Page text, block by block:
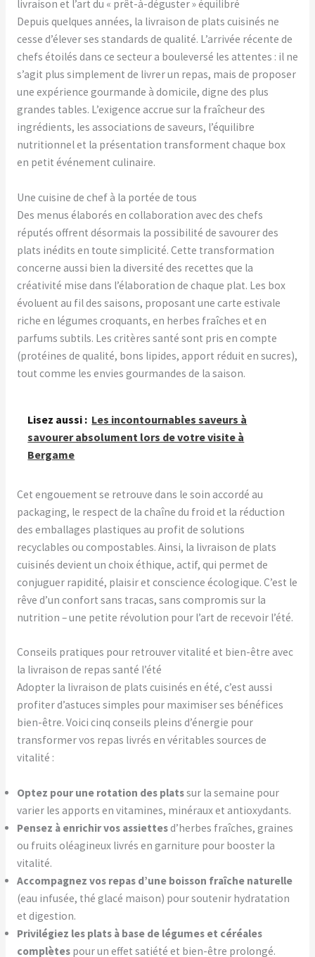
livraison et l’art du « prêt-à-déguster » équilibré
Depuis quelques années, la livraison de plats cuisinés ne
cesse d’élever ses standards de qualité. L’arrivée récente de
chefs étoilés dans ce secteur a bouleversé les attentes : il ne
s’agit plus simplement de livrer un repas, mais de proposer
une expérience gourmande à domicile, digne des plus
grandes tables. L’exigence accrue sur la fraîcheur des
ingrédients, les associations de saveurs, l’équilibre
nutritionnel et la présentation transforment chaque box
en petit événement culinaire.
Une cuisine de chef à la portée de tous
Des menus élaborés en collaboration avec des chefs
réputés offrent désormais la possibilité de savourer des
plats inédits en toute simplicité. Cette transformation
concerne aussi bien la diversité des recettes que la
créativité mise dans l’élaboration de chaque plat. Les box
évoluent au fil des saisons, proposant une carte estivale
riche en légumes croquants, en herbes fraîches et en
parfums subtils. Les critères santé sont pris en compte
(protéines de qualité, bons lipides, apport réduit en sucres),
tout comme les envies gourmandes de la saison.
Lisez aussi : Les incontournables saveurs à
savourer absolument lors de votre visite à
Bergame
Cet engouement se retrouve dans le soin accordé au
packaging, le respect de la chaîne du froid et la réduction
des emballages plastiques au profit de solutions
recyclables ou compostables. Ainsi, la livraison de plats
cuisinés devient un choix éthique, actif, qui permet de
conjuguer rapidité, plaisir et conscience écologique. C’est le
rêve d’un confort sans tracas, sans compromis sur la
nutrition – une petite révolution pour l’art de recevoir l’été.
Conseils pratiques pour retrouver vitalité et bien-être avec
la livraison de repas santé l’été
Adopter la livraison de plats cuisinés en été, c’est aussi
profiter d’astuces simples pour maximiser ses bénéfices
bien-être. Voici cinq conseils pleins d’énergie pour
transformer vos repas livrés en véritables sources de
vitalité :
Optez pour une rotation des platssur la semaine pour
varier les apports en vitamines, minéraux et antioxydants.
Pensez à enrichir vos assiettesd’herbes fraîches, graines
ou fruits oléagineux livrés en garniture pour booster la
vitalité.
Accompagnez vos repas d’une boisson fraîche naturelle
(eau infusée, thé glacé maison) pour soutenir hydratation
et digestion.
Privilégiez les plats à base de légumes et céréales
complètespour un effet satiété et bien-être prolongé.